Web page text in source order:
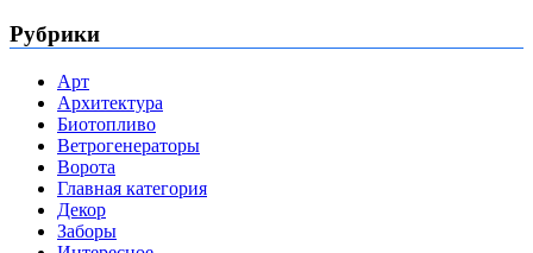
Рубрики
Арт
Архитектура
Биотопливо
Ветрогенераторы
Ворота
Главная категория
Декор
Заборы